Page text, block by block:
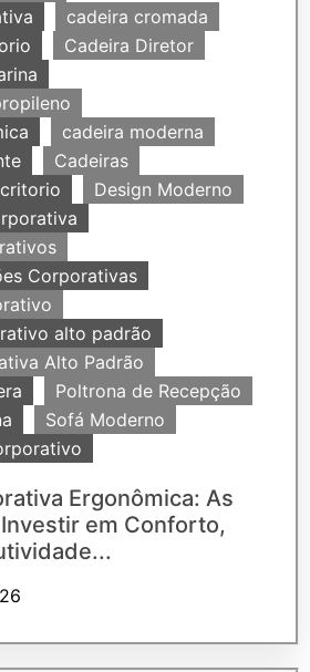
cadeira cromada
Cadeira Diretor
cadeira moderna
Cadeiras
Design Moderno
Corporativas
alto padrão
Alto Padrão
Poltrona de Recepção
Sofá Moderno
Ergonômica: As
em Conforto,